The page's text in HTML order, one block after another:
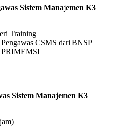
Sistem Manajemen K3
Training
CSMS dari BNSP
PRIMEMSI
Sistem Manajemen K3